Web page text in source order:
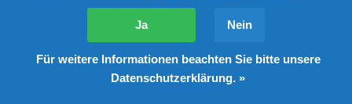
© Copyright 2026 DutchSpares B.V. - Design byWebdinge.nl
DutchSpares B.V. word beoordeeld met: 9,9/10 (2541
Ja Nein
Für weitere Informationen beachten Sie bitte unsere
Datenschutzerklärung. »